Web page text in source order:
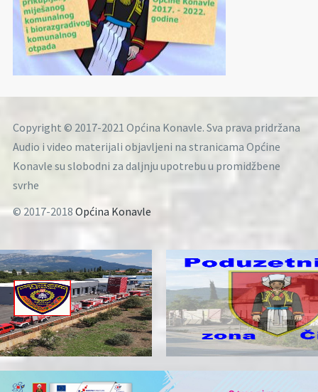
Copyright © 2017-2021 Općina Konavle. Sva prava pridržana
Audio i video materijali objavljeni na stranicama Općine
Konavle su slobodni za daljnju upotrebu u promidžbene
svrhe
© 2017-2018 Općina Konavle